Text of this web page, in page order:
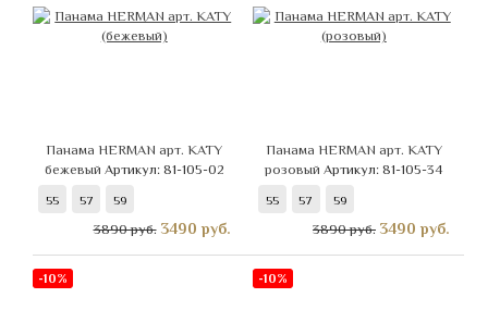
Панама HERMAN арт. KATY
бежевый Артикул: 81-105-02
55 57 59
3890 руб. 3490 руб.
Панама HERMAN арт. KATY
розовый Артикул: 81-105-34
55 57 59
3890 руб. 3490 руб.
-10% -10%